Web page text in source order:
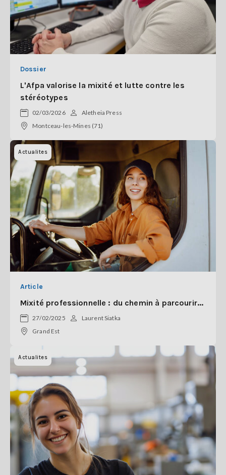
Dossier
L'Afpa valorise la mixité et lutte contre les
stéréotypes
02/03/2026
Aletheia Press
Montceau-les-Mines (71)
Actualites
Article
Mixité professionnelle : du chemin à parcourir...
27/02/2025
Laurent Siatka
Grand Est
Actualites